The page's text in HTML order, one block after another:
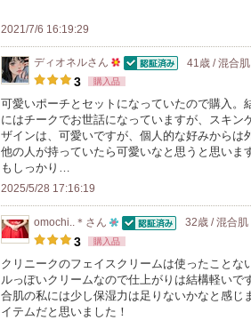
ン
バ
ー
に
お
気
り
登
録
さ
れ
2021/7/6 16:19:29
ディオネルさん
50
人
以
上
ン
バ
ー
に
お
気
認証済
41歳 / 混合肌
3 購入品
可愛いポーチとセットになっていたので購入。
にはチークでお世話になっていますが、スキン
ザインは、可愛いですが、個人的な好みからは
他の人が持っていたら可愛いなと思うと思いま
もしっかり…
2025/5/28 17:16:19
omochi..＊ さん
10
人
以
上
認証済
32歳 / 混合肌
3 購入品
クリニークのフェイスクリームは使ったことな
ルっぽいクリームなので仕上がりは結構軽いで
合肌の私には少し保湿力は足りないかなと感じ
イテムだと思いました！